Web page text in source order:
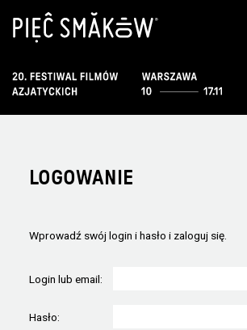
LOGOWANIE
Wprowadź swój login i hasło i zaloguj się.
Login lub email:
Hasło: